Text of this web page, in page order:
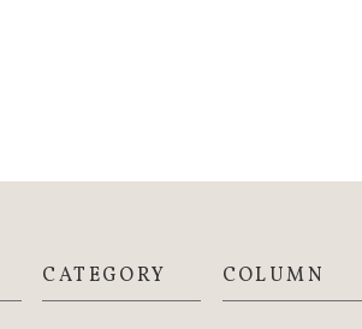
CATEGORY COLUMN